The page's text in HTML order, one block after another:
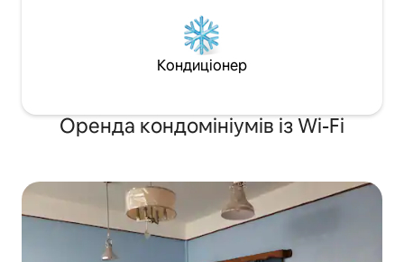
Кондиціонер
Оренда кондомініумів із Wi-Fi